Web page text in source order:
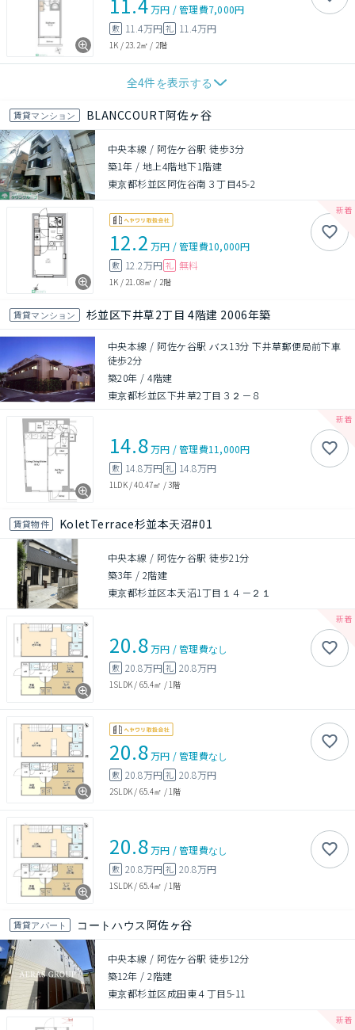
万円 /管理費7,000円
敷 11.4万円 礼 11.4万円
1K /23.2㎡ / 2階
全4件を表示する
賃貸マンション BLANCCOURT阿佐ヶ谷
中央本線 / 阿佐ケ谷駅 徒歩3分
築1年 / 地上4階地下1階建
東京都杉並区阿佐谷南３丁目45-2
12.2 万円 /管理費10,000円
敷 12.2万円 礼 無料
1K /21.08㎡ / 2階
賃貸マンション 杉並区下井草2丁目 4階建 2006年築
中央本線 / 阿佐ケ谷駅 バス13分 下井草郵便局前下車
徒歩2分
築20年 /4階建
東京都杉並区下井草2丁目３２－８
14.8万円 /管理費11,000円
敷 14.8万円 礼 14.8万円
1LDK/40.47㎡ /3階
賃貸物件 KoletTerrace杉並本天沼#01
中央本線 / 阿佐ケ谷駅 徒歩21分
築3年 / 2階建
東京都杉並区本天沼1丁目１４－２１
20.8万円 /管理費なし
敷 20.8万円 礼 20.8万円
1SLDK / 65.4㎡ / 1階
20.8万円 /管理費なし
敷 20.8万円 礼 20.8万円
2SLDK / 65.4㎡ /1階
20.8万円 /管理費なし
敷 20.8万円 礼 20.8万円
1SLDK / 65.4㎡ / 1階
賃貸アパート コートハウス阿佐ヶ谷
中央本線 / 阿佐ケ谷駅 徒歩12分
築12年 /2階建
東京都杉並区成田東４丁目5-11